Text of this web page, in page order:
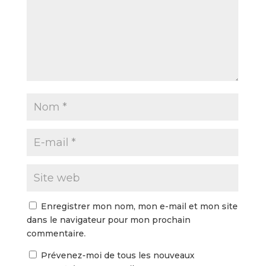
Enregistrer mon nom, mon e-mail et mon site
dans le navigateur pour mon prochain
commentaire.
Prévenez-moi de tous les nouveaux